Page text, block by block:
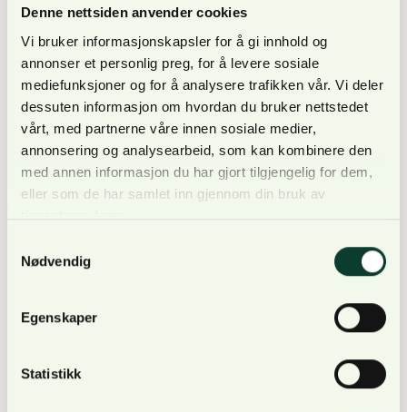
Denne nettsiden anvender cookies
Vi bruker informasjonskapsler for å gi innhold og
annonser et personlig preg, for å levere sosiale
mediefunksjoner og for å analysere trafikken vår. Vi deler
dessuten informasjon om hvordan du bruker nettstedet
vårt, med partnerne våre innen sosiale medier,
annonsering og analysearbeid, som kan kombinere den
med annen informasjon du har gjort tilgjengelig for dem,
eller som de har samlet inn gjennom din bruk av
Nødvendig
Egenskaper
Statistikk
Figur 2. Tømmerpris, driftskostnader og rotnetto.
2021-kroner. Kr. per m³.
Kilde: Skogavvirkningsstatistikk og utvalgstellinger i
Figuren viser utviklingen i tømmerpris,
som er tømmerpris fratrukket driftskostnader. Alle